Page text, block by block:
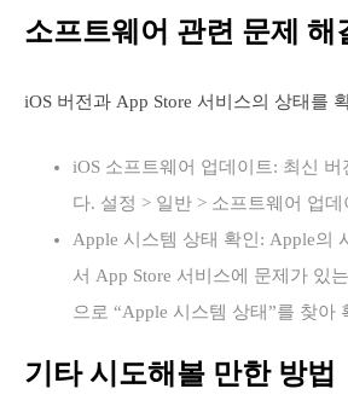
소프트웨어 관련 문제 해
iOS 버전과 App Store 서비스의 상태를
iOS 소프트웨어 업데이트: 최신 버
다. 설정 > 일반 > 소프트웨어 업데
Apple 시스템 상태 확인: Apple의
서 App Store 서비스에 문제가 있
으로 “Apple 시스템 상태”를 찾아
기타 시도해볼 만한 방법